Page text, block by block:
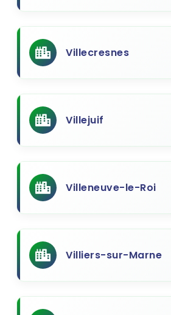
Villecresnes
Villejuif
Villeneuve-le-Roi
Villiers-sur-Marne